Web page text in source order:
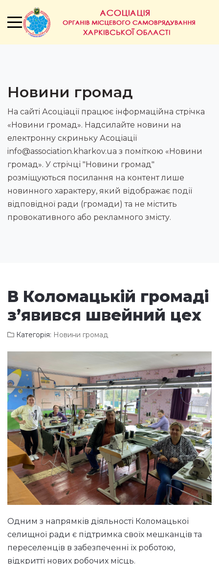
Новини громад
На сайті Асоціації працює інформаційна стрічка
«Новини громад». Надсилайте новини на
електронну скриньку Асоціації
info@association.kharkov.ua з поміткою «Новини
громад». У стрічці "Новини громад"
розміщуються посилання на контент лише
новинного характеру, який відображає події
відповідної ради (громади) та не містить
провокативного або рекламного змісту.
В Коломацькій громаді
з’явився швейний цех
Категорія: Новини громад
Одним з напрямків діяльності Коломацькоі
селищної ради є підтримка своїх мешканців та
переселенців в забезпеченні їх роботою,
відкритті нових робочих місць.